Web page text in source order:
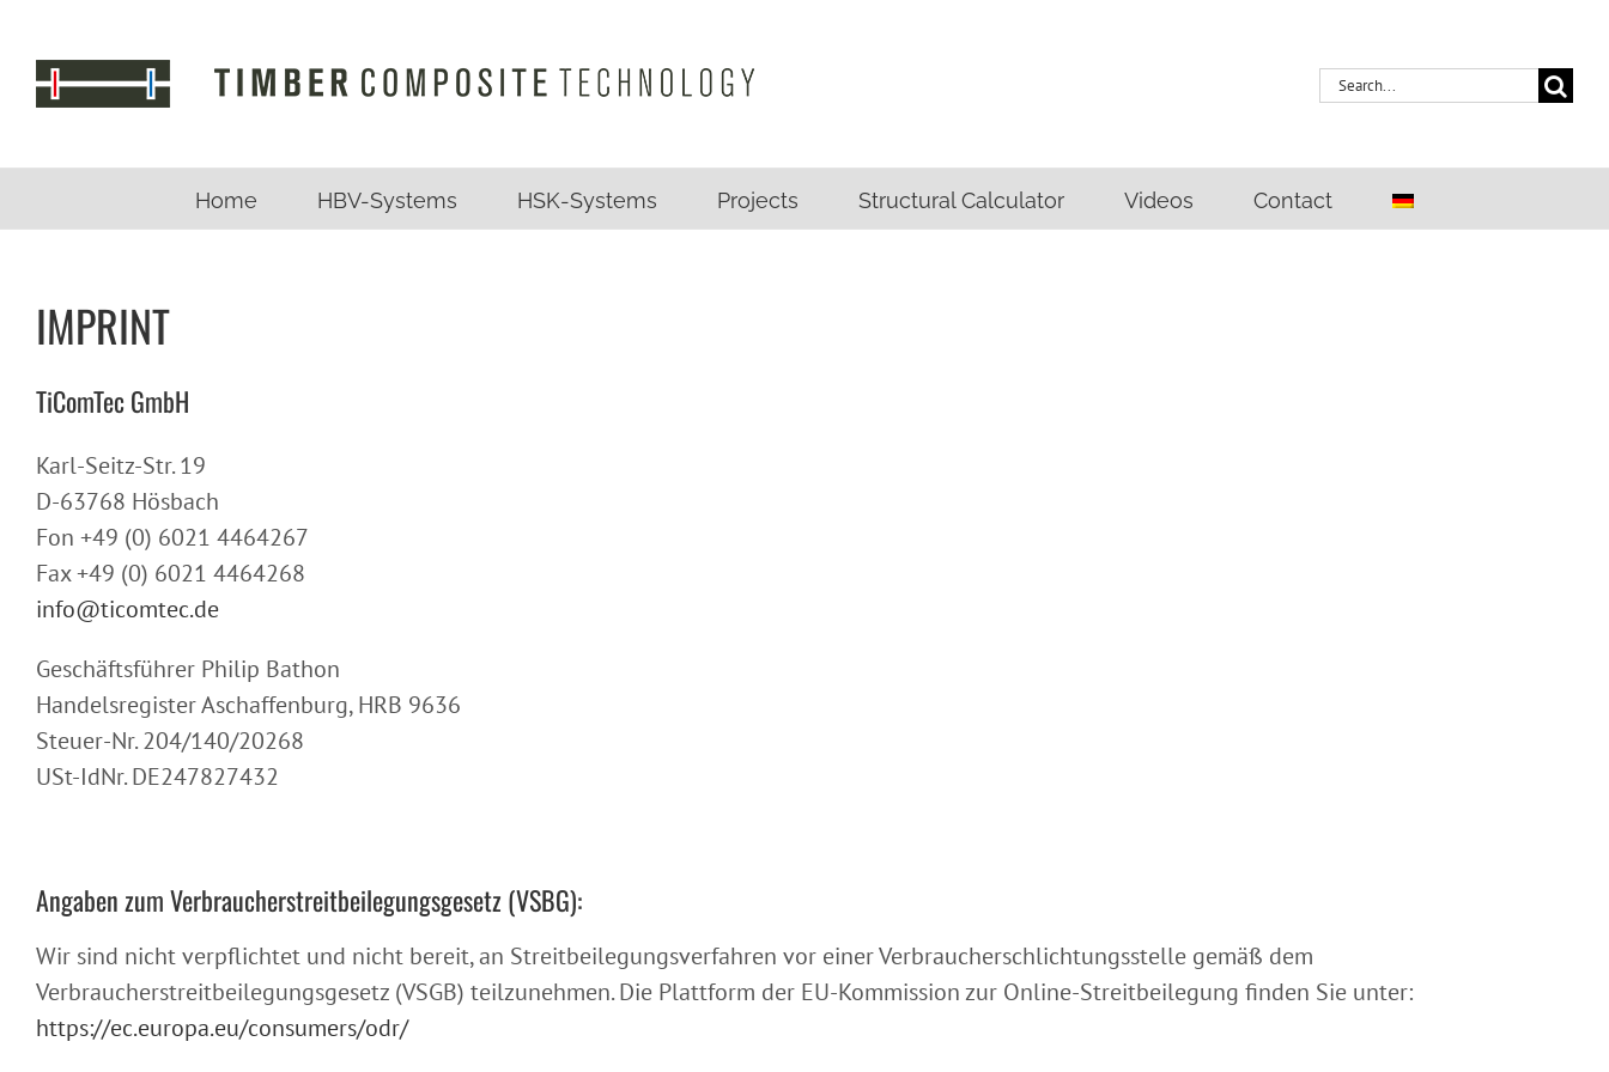
content
Search
Home HBV-Systems HSK-Systems Projects Structural Calculator Videos Contact
IMPRINT
TiComTec GmbH
Karl-Seitz-Str. 19
D-63768 Hösbach
Fon +49 (0) 6021 4464267
Fax +49 (0) 6021 4464268
info@ticomtec.de
Geschäftsführer Philip Bathon
Handelsregister Aschaffenburg, HRB 9636
Steuer-Nr. 204/140/20268
USt-IdNr. DE247827432
Angaben zum Verbraucherstreitbeilegungsgesetz (VSBG):
Wir sind nicht verpflichtet und nicht bereit, an Streitbeilegungsverfahren vor einer Verbraucherschlichtungsstelle gemäß dem
Verbraucherstreitbeilegungsgesetz (VSGB) teilzunehmen. Die Plattform der EU-Kommission zur Online-Streitbeilegung finden Sie unter:
https://ec.europa.eu/consumers/odr/